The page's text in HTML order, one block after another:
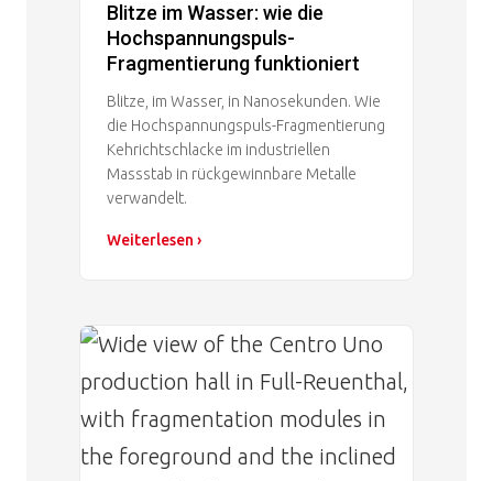
Blitze im Wasser: wie die
Hochspannungspuls-
Fragmentierung funktioniert
Blitze, im Wasser, in Nanosekunden. Wie
die Hochspannungspuls-Fragmentierung
Kehrichtschlacke im industriellen
Massstab in rückgewinnbare Metalle
verwandelt.
Weiterlesen ›
Image